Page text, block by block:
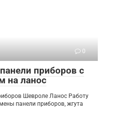
0
приборов с
на ланос
Шевроле Ланос Работу
панели приборов, жгута